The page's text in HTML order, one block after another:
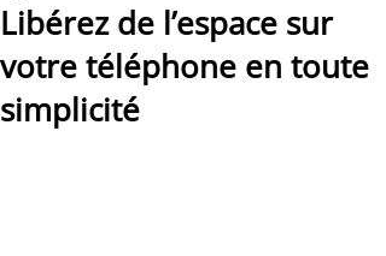
Libérez de l’espace sur
votre téléphone en toute
simplicité